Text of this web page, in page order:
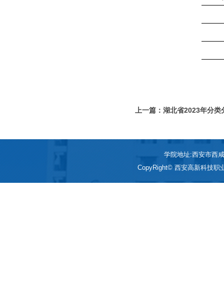
上一篇：湖北省2023年分
学院地址:西安市西
CopyRight© 西安高新科技职